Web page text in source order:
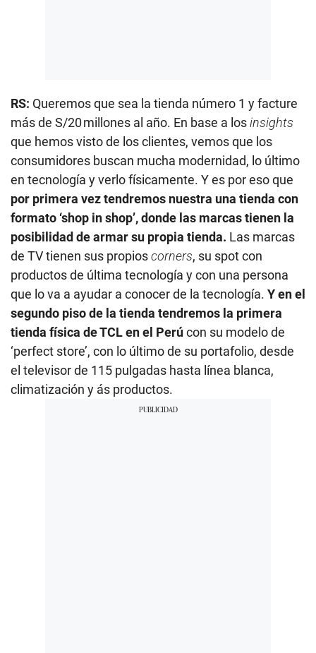
RS: Queremos que sea la tienda número 1 y facture
más de S/20 millones al año. En base a losinsights
que hemos visto de los clientes, vemos que los
consumidores buscan mucha modernidad, lo último
en tecnología y verlo físicamente. Y es por eso que
por primera vez tendremos nuestra una tienda con
formato ‘shop in shop’, donde las marcas tienen la
posibilidad de armar su propia tienda. Las marcas
de TV tienen sus propioscorners, su spot con
productos de última tecnología y con una persona
que lo va a ayudar a conocer de la tecnología. Y en el
segundo piso de la tienda tendremos la primera
tienda física de TCL en el Perúcon su modelo de
‘perfect store’, con lo último de su portafolio, desde
el televisor de 115 pulgadas hasta línea blanca,
climatización y ás productos.